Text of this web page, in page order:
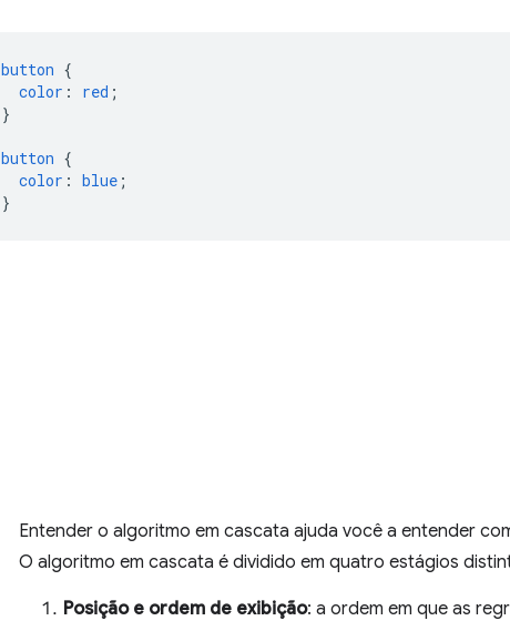
button {
color : red ;
}
button {
color : blue ;
}
Entender o algoritmo em cascata ajuda você a entender
O algoritmo em cascata é dividido em quatro estágios
Posição e ordem de exibição: a ordem em que as